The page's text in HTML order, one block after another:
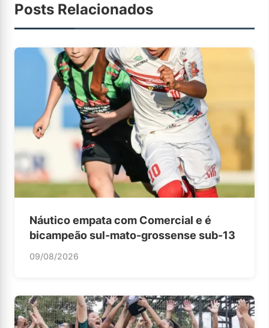
Posts Relacionados
Náutico empata com Comercial e é
bicampeão sul-mato-grossense sub-13
09/08/2026